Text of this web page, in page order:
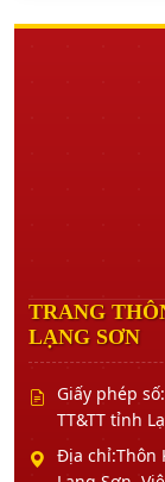
TRANG
LẠNG SƠN
Giấy phép số:
TT&TT tỉnh
Địa chỉ:Thôn